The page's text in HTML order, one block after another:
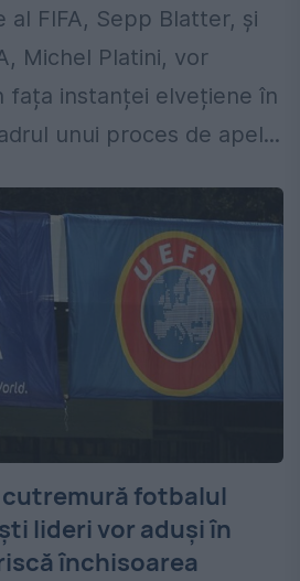
al FIFA, Sepp Blatter, și
Michel Platini, vor
fața instanței elvețiene în
unui proces de apel...
fotbalul
lideri vor aduși în
închisoarea